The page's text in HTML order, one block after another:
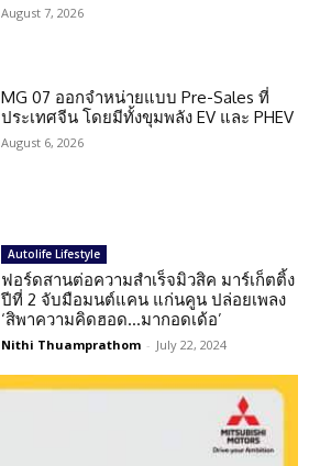
August 7, 2026
MG 07 ออกจำหน่ายแบบ Pre-Sales ที่
ประเทศจีน โดยมีทั้งขุมพลัง EV และ PHEV
August 6, 2026
Autolife Lifestyle
ฟอร์ดสานต่อความสำเร็จมิวสิค มาร์เก็ตติ้ง
ปีที่ 2 จับมือมนต์แคน แก่นคูน ปล่อยเพลง
‘สิพาความคิดฮอด…มากอดเด้อ’
Nithi Thuamprathom - July 22, 2024